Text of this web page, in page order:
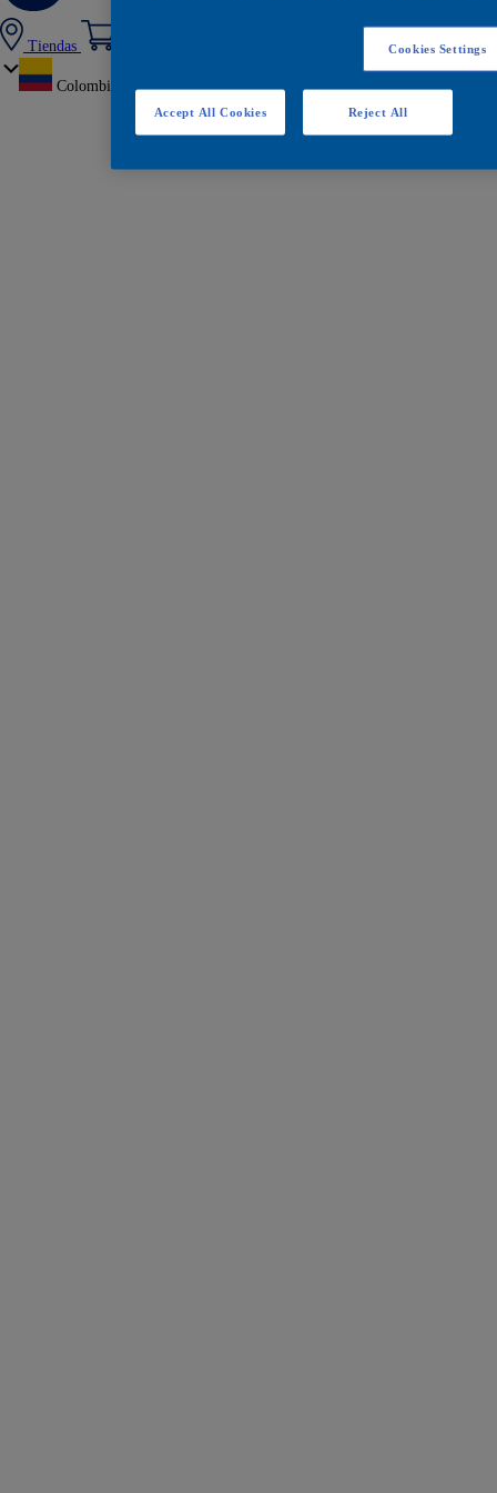
Tiendas
Colombia
Cookies Settings
Reject All
Accept All Cookies